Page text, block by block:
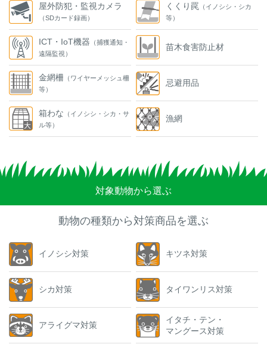
屋外防犯・監視カメラ
（SDカード録画）
ICT・IoT機器 （捕獲通知・
遠隔監視）
金網柵 （ワイヤーメッシュ柵
等）
箱わな （イノシシ・シカ・サ
ル等）
くくり罠 （イノシシ・シカ
等）
苗木食害防止材
忌避用品
漁網
対象動物から選ぶ
動物の種類から対策商品を選ぶ
イノシシ対策
シカ対策
アライグマ対策
キツネ対策
タイワンリス対策
イタチ・テン・
マングース対策